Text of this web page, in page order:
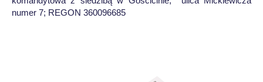
numer 7; REGON 360096685